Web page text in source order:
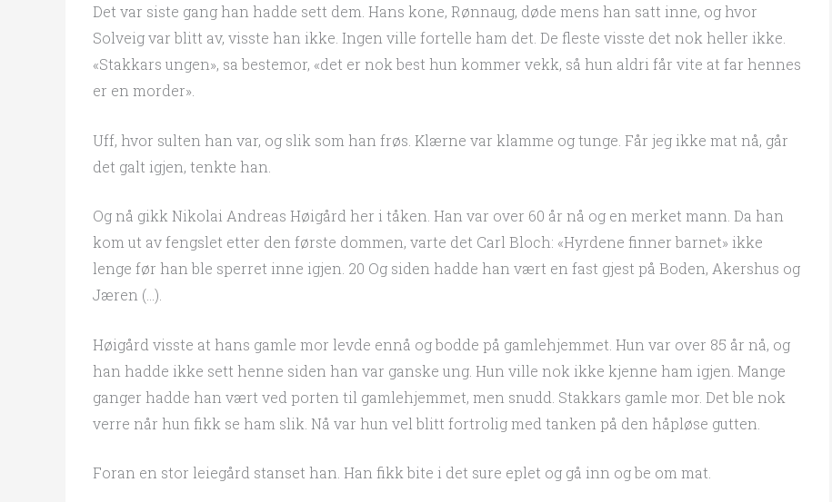
Det var siste gang han hadde sett dem. Hans kone, Rønnaug, døde mens han satt inne, og hvor
Solveig var blitt av, visste han ikke. Ingen ville fortelle ham det. De fleste visste det nok heller ikke.
«Stakkars ungen», sa bestemor, «det er nok best hun kommer vekk, så hun aldri får vite at far hennes
er en morder».
Uff, hvor sulten han var, og slik som han frøs. Klærne var klamme og tunge. Får jeg ikke mat nå, går
det galt igjen, tenkte han.
Og nå gikk Nikolai Andreas Høigård her i tåken. Han var over 60 år nå og en merket mann. Da han
kom ut av fengslet etter den første dommen, varte det Carl Bloch: «Hyrdene finner barnet» ikke
lenge før han ble sperret inne igjen. 20 Og siden hadde han vært en fast gjest på Boden, Akershus og
Jæren (…).
Høigård visste at hans gamle mor levde ennå og bodde på gamlehjemmet. Hun var over 85 år nå, og
han hadde ikke sett henne siden han var ganske ung. Hun ville nok ikke kjenne ham igjen. Mange
ganger hadde han vært ved porten til gamlehjemmet, men snudd. Stakkars gamle mor. Det ble nok
verre når hun fikk se ham slik. Nå var hun vel blitt fortrolig med tanken på den håpløse gutten.
Foran en stor leiegård stanset han. Han fikk bite i det sure eplet og gå inn og be om mat.